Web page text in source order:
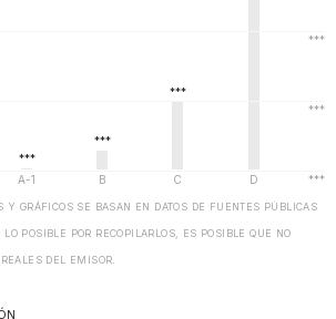
Y GRÁFICOS SE BASAN EN DATOS DE FUENTES PÚBLICAS
POSIBLE POR RECOPILARLOS, ES POSIBLE QUE NO
DEL EMISOR.